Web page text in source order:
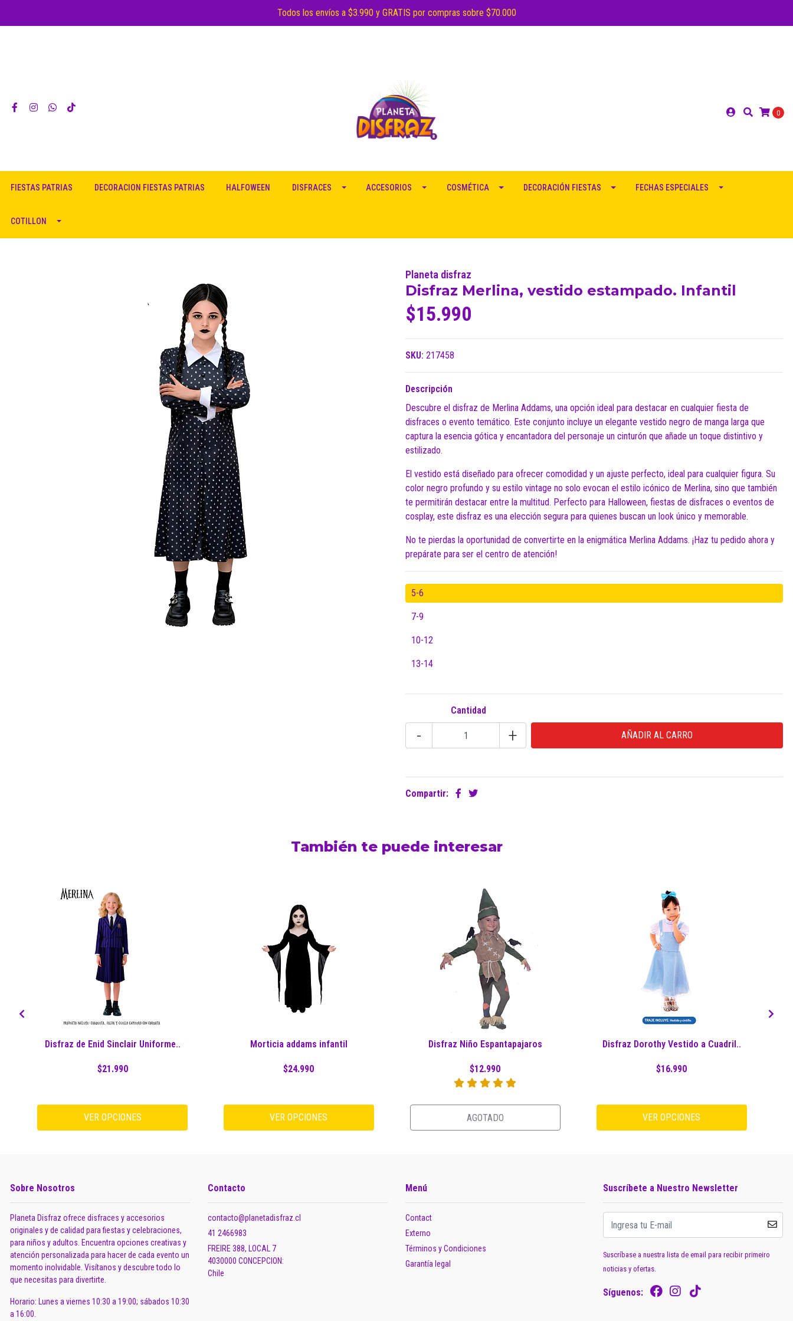
Todos los envíos a $3.990 y GRATIS por compras sobre $70.000
0
FIESTAS PATRIAS DECORACION FIESTAS PATRIAS HALFOWEEN DISFRACES ACCESORIOS COSMÉTICA DECORACIÓN FIESTAS FECHAS ESPECIALES
COTILLON
Planeta disfraz
Disfraz Merlina, vestido estampado. Infantil
$15.990
SKU: 217458
Descripción
Descubre el disfraz de Merlina Addams, una opción ideal para destacar en cualquier fiesta de
disfraces o evento temático. Este conjunto incluye un elegante vestido negro de manga larga que
captura la esencia gótica y encantadora del personaje un cinturón que añade un toque distintivo y
estilizado.
El vestido está diseñado para ofrecer comodidad y un ajuste perfecto, ideal para cualquier figura. Su
color negro profundo y su estilo vintage no solo evocan el estilo icónico de Merlina, sino que también
te permitirán destacar entre la multitud. Perfecto para Halloween, fiestas de disfraces o eventos de
cosplay, este disfraz es una elección segura para quienes buscan un look único y memorable.
No te pierdas la oportunidad de convertirte en la enigmática Merlina Addams. ¡Haz tu pedido ahora y
prepárate para ser el centro de atención!
5-6
7-9
10-12
13-14
Cantidad
- +
Compartir:
También te puede interesar
Disfraz de Enid Sinclair Uniforme..
$21.990
VER OPCIONES
Morticia addams infantil
$24.990
VER OPCIONES
Disfraz Niño Espantapajaros
$12.990
AGOTADO
Disfraz Dorothy Vestido a Cuadril..
$16.990
VER OPCIONES
Sobre Nosotros
Planeta Disfraz ofrece disfraces y accesorios
originales y de calidad para fiestas y celebraciones,
para niños y adultos. Encuentra opciones creativas y
atención personalizada para hacer de cada evento un
momento inolvidable. Visítanos y descubre todo lo
que necesitas para divertirte.
Horario: Lunes a viernes 10:30 a 19:00; sábados 10:30
a 16:00.
Contacto
contacto@planetadisfraz.cl
41 2466983
FREIRE 388, LOCAL 7
4030000 CONCEPCION:
Chile
Menú
Contact
Externo
Términos y Condiciones
Garantía legal
Suscríbete a Nuestro Newsletter
Suscríbase a nuestra lista de email para recibir primeiro
noticias y ofertas.
Síguenos: